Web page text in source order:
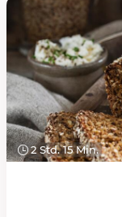
2 Std. 15 Min.